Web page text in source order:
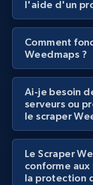
716+
Youtube - Videos
URL, Title,
Video length,
Youtube - Videos
l'aide d'un
Comment
Weedmaps ?
Ai-je besoin
serveurs ou
le scraper
Le Scraper
conforme
la protection